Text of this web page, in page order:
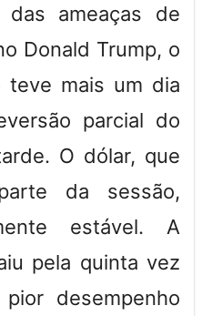
ameaças de
Donald Trump, o
teve mais um dia
parcial do
O dólar, que
da sessão,
estável. A
pela quinta vez
desempenho